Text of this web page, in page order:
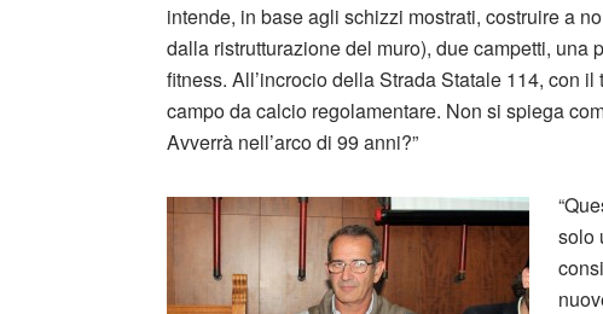
intende, in base agli schizzi mostrati, costruire a
dalla ristrutturazione del muro), due campetti,
fitness. All’incrocio della Strada Statale 114, con
campo da calcio regolamentare. Non si spiega
Avverrà nell’arco di 99 anni?”
solo